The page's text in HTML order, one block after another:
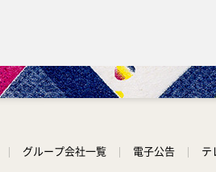
グループ会社一覧 電子公告 テ